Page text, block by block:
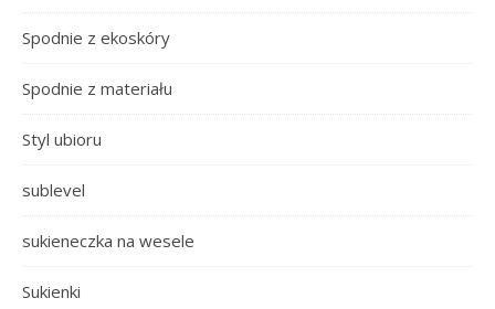
Spodnie z ekoskóry
Spodnie z materiału
Styl ubioru
sublevel
sukieneczka na wesele
Sukienki